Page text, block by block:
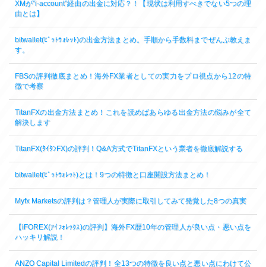
XMが”i-account”経由の出金に対応？！【現状は利用すべきでない5つの理
由とは】
bitwallet(ﾋﾞｯﾄｳｫﾚｯﾄ)の出金方法まとめ。手順から手数料までぜんぶ教えま
す。
FBSの評判徹底まとめ！海外FX業者としての実力をプロ視点から12の特
徴で考察
TitanFXの出金方法まとめ！これを読めばあらゆる出金方法の悩みが全て
解決します
TitanFX(ﾀｲﾀﾝFX)の評判！Q&A方式でTitanFXという業者を徹底解説する
bitwallet(ﾋﾞｯﾄｳｫﾚｯﾄ)とは！9つの特徴と口座開設方法まとめ！
Myfx Marketsの評判は？管理人が実際に取引してみて発覚した8つの真実
【iFOREX(ｱｲﾌｫﾚｯｸｽ)の評判】海外FX歴10年の管理人が良い点・悪い点を
ハッキリ解説！
ANZO Capital Limitedの評判！全13つの特徴を良い点と悪い点にわけて公